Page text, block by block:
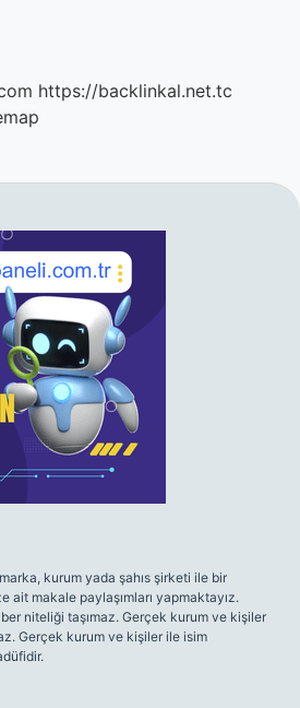
https://backlinkal.net.tc
kurum yada şahıs şirketi ile bir
ait makale paylaşımları yapmaktayız.
niteliği taşımaz. Gerçek kurum ve kişiler
Gerçek kurum ve kişiler ile isim